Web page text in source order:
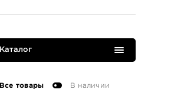
Каталог
Все товары В наличии